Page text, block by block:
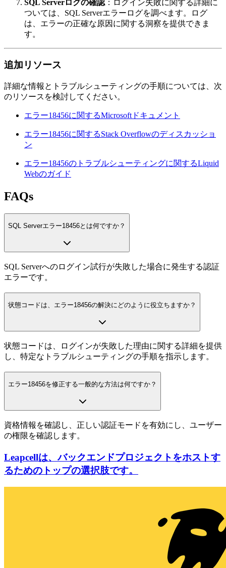
SQL Serverログの確認 ：ログイン失敗に関する詳細に
ついては、SQL Serverエラーログを調べます。ログ
は、エラーの正確な原因に関する洞察を提供できま
す。
追加リソース
詳細な情報とトラブルシューティングの手順については、次
のリソースを検討してください。
エラー18456に関するMicrosoftドキュメント
エラー18456に関するStack Overflowのディスカッショ
ン
エラー18456のトラブルシューティングに関するLiquid
Webのガイド
FAQs
SQL Serverエラー18456とは何ですか？
SQL Serverへのログイン試行が失敗した場合に発生する認証
エラーです。
状態コードは、エラー18456の解決にどのように役立ちますか？
状態コードは、ログインが失敗した理由に関する詳細を提供
し、特定なトラブルシューティングの手順を指示します。
エラー18456を修正する一般的な方法は何ですか？
資格情報を確認し、正しい認証モードを有効にし、ユーザー
の権限を確認します。
Leapcellは、バックエンドプロジェクトをホストす
るためのトップの選択肢です。